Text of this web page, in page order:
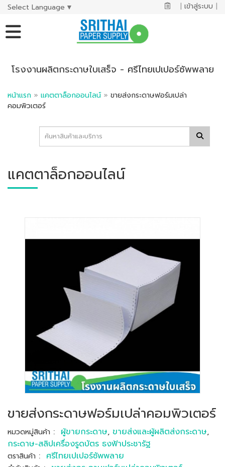
Select Language ▼ | เข้าสู่ระบบ |
โรงงานผลิตกระดาษใบเสร็จ - ศรีไทยเปเปอร์ซัพพลาย
หน้าแรก » แคตตาล็อกออนไลน์ » ขายส่งกระดาษฟอร์มเปล่า
คอมพิวเตอร์
แคตตาล็อกออนไลน์
ขายส่งกระดาษฟอร์มเปล่าคอมพิวเตอร์
หมวดหมู่สินค้า : ผู้ขายกระดาษ, ขายส่งและผู้ผลิตส่งกระดาษ,
กระดาษ-สลิปเครื่องรูดบัตร ธงฟ้าประชารัฐ
ตราสินค้า : ศรีไทยเปเปอร์ซัพพลาย